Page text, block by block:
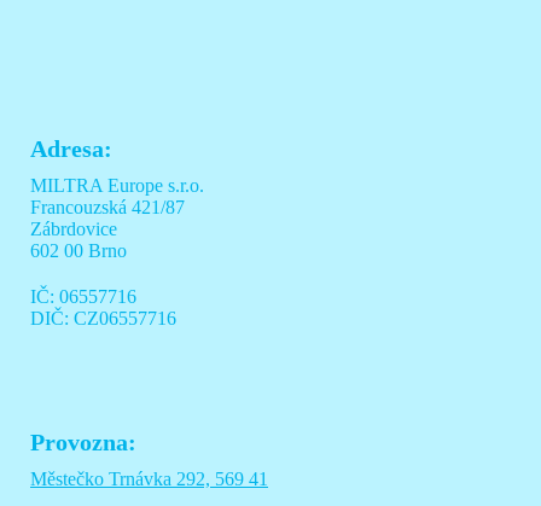
Adresa:
MILTRA Europe s.r.o.
Francouzská 421/87
Zábrdovice
602 00 Brno
IČ: 06557716
DIČ: CZ06557716
Provozna:
Městečko Trnávka 292, 569 41